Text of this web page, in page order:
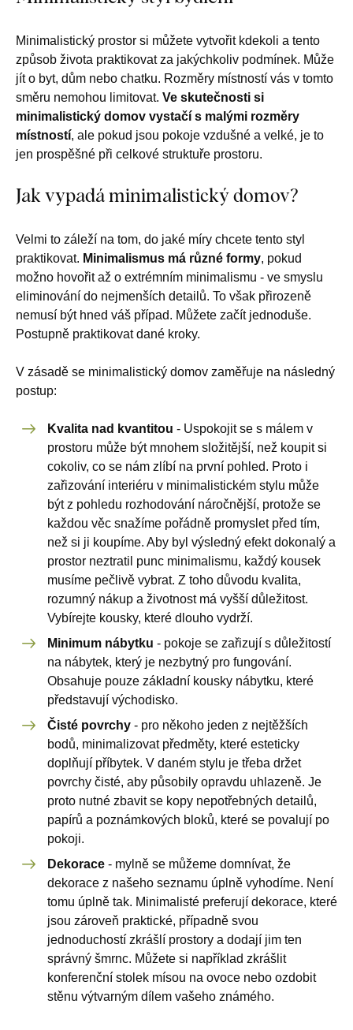
Minimalistický prostor si můžete vytvořit kdekoli a tento
způsob života praktikovat za jakýchkoliv podmínek. Může
jít o byt, dům nebo chatku. Rozměry místností vás v tomto
směru nemohou limitovat. Ve skutečnosti si
minimalistický domov vystačí s malými rozměry
místností, ale pokud jsou pokoje vzdušné a velké, je to
jen prospěšné při celkové struktuře prostoru.
Jak vypadá minimalistický domov?
Velmi to záleží na tom, do jaké míry chcete tento styl
praktikovat. Minimalismus má různé formy, pokud
možno hovořit až o extrémním minimalismu - ve smyslu
eliminování do nejmenších detailů. To však přirozeně
nemusí být hned váš případ. Můžete začít jednoduše.
Postupně praktikovat dané kroky.
V zásadě se minimalistický domov zaměřuje na následný
postup:
Kvalita nad kvantitou - Uspokojit se s málem v
prostoru může být mnohem složitější, než koupit si
cokoliv, co se nám zlíbí na první pohled. Proto i
zařizování interiéru v minimalistickém stylu může
být z pohledu rozhodování náročnější, protože se
každou věc snažíme pořádně promyslet před tím,
než si ji koupíme. Aby byl výsledný efekt dokonalý a
prostor neztratil punc minimalismu, každý kousek
musíme pečlivě vybrat. Z toho důvodu kvalita,
rozumný nákup a životnost má vyšší důležitost.
Vybírejte kousky, které dlouho vydrží.
Minimum nábytku - pokoje se zařizují s důležitostí
na nábytek, který je nezbytný pro fungování.
Obsahuje pouze základní kousky nábytku, které
představují východisko.
Čisté povrchy - pro někoho jeden z nejtěžších
bodů, minimalizovat předměty, které esteticky
doplňují příbytek. V daném stylu je třeba držet
povrchy čisté, aby působily opravdu uhlazeně. Je
proto nutné zbavit se kopy nepotřebných detailů,
papírů a poznámkových bloků, které se povalují po
pokoji.
Dekorace - mylně se můžeme domnívat, že
dekorace z našeho seznamu úplně vyhodíme. Není
tomu úplně tak. Minimalisté preferují dekorace, které
jsou zároveň praktické, případně svou
jednoduchostí zkrášlí prostory a dodají jim ten
správný šmrnc. Můžete si například zkrášlit
konferenční stolek mísou na ovoce nebo ozdobit
stěnu výtvarným dílem vašeho známého.